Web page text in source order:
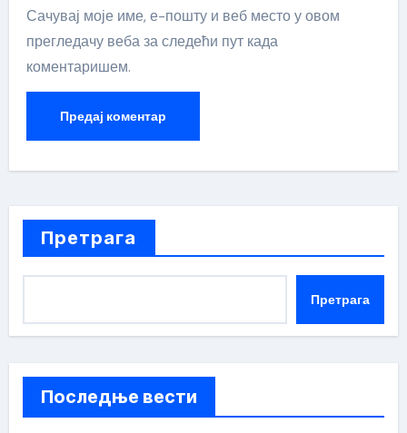
Сачувај моје име, е-пошту и веб место у овом
прегледачу веба за следећи пут када
коментаришем.
Претрага
Претрага
Последње вести